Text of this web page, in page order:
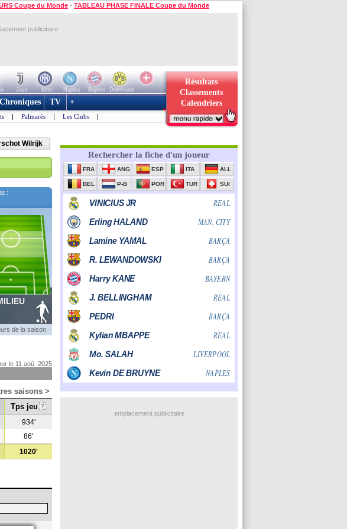
Coupe du Monde - TABLEAU PHASE FINALE Coupe du Monde
publicitaire
Juve Inter Naples Bayern
Dortmund
Résultats
Classements
Calendriers
Chroniques TV +
| Palmarès | Les Clubs |
Wilrijk
:
de la saison
le 11 aoû. 2025
saisons >
Tps jeu ?
934'
86'
1020'
emplacement publicitaire